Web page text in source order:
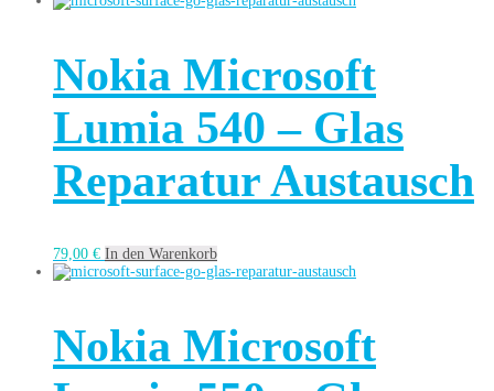
Nokia Microsoft
Lumia 540 – Glas
Reparatur Austausch
79,00 € In den Warenkorb
Nokia Microsoft